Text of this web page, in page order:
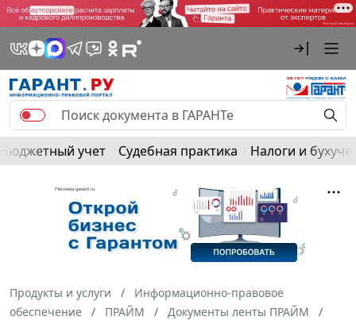
Бюджетный учет Судебная практика Налоги и
Продукты и услуги
Информационно-правовое
обеспечение
ПРАЙМ
Документы ленты ПРАЙМ